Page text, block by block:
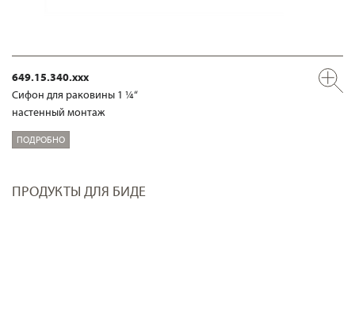
649.15.340.xxx
Сифон для раковины 1 ¼“
настенный монтаж
ПОДРОБНО
ПРОДУКТЫ ДЛЯ БИДЕ